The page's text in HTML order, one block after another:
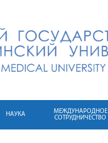
НАУКА
МЕЖДУНАРОДНОЕ
СОТРУДНИЧЕСТВО